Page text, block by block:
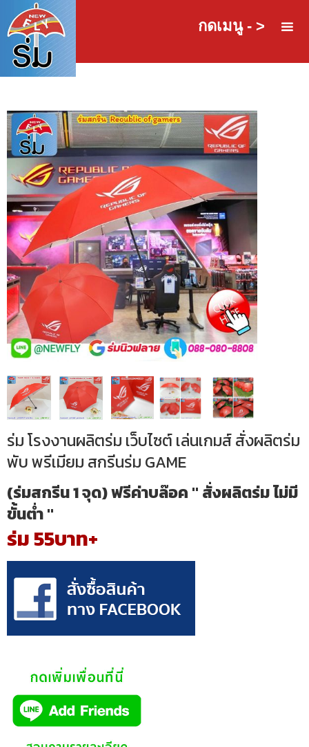
กดเมนู - >
ร่ม โรงงานผลิตร่ม เว็บไซต์ เล่นเกมส์ สั่งผลิตร่ม
พับ พรีเมียม สกรีนร่ม GAME
(ร่มสกรีน 1 จุด) ฟรีค่าบล๊อค " สั่งผลิตร่ม ไม่มี
ขั้นต่ำ "
ร่ม 55บาท+